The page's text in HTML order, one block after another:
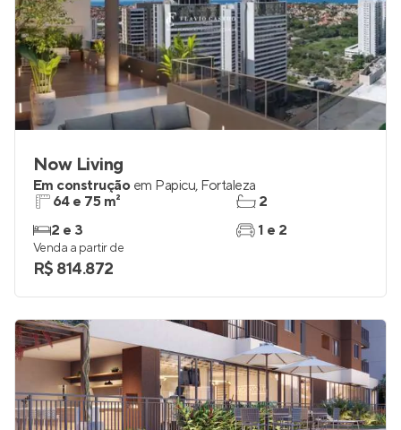
Now Living
Em construção em Papicu, Fortaleza
64 e 75 m²
2 e 3
2
1 e 2
Venda a partir de
R$ 814.872